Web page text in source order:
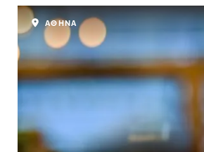
ΑΘΗΝΑ